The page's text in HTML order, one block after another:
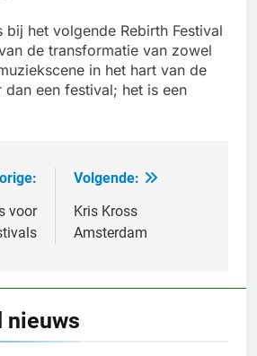
bij het volgende Rebirth Festival
de transformatie van zowel
in het hart van de
dan een festival; het is een
voor
Volgende:
Kris Kross
Amsterdam
nieuws